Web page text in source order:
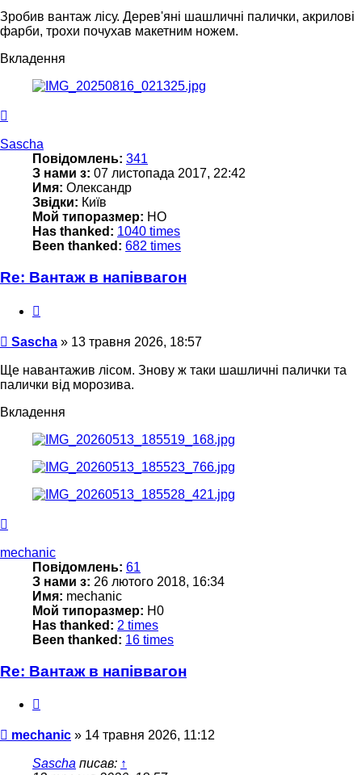
Зробив вантаж лісу. Дерев'яні шашличні палички, акрилові
фарби, трохи почухав макетним ножем.
Вкладення
Sascha
Повідомлень: 341
З нами з: 07 листопада 2017, 22:42
Имя: Олександр
Звідки: Київ
Мой типоразмер: НО
Has thanked: 1040 times
Been thanked: 682 times
Re: Вантаж в напіввагон
Повідомлення
Sascha » 13 травня 2026, 18:57
Ще навантажив лісом. Знову ж таки шашличні палички та
палички від морозива.
Вкладення
mechanic
Повідомлень: 61
З нами з: 26 лютого 2018, 16:34
Имя: mechanic
Мой типоразмер: H0
Has thanked: 2 times
Been thanked: 16 times
Re: Вантаж в напіввагон
Повідомлення
mechanic » 14 травня 2026, 11:12
Sascha писав: ↑